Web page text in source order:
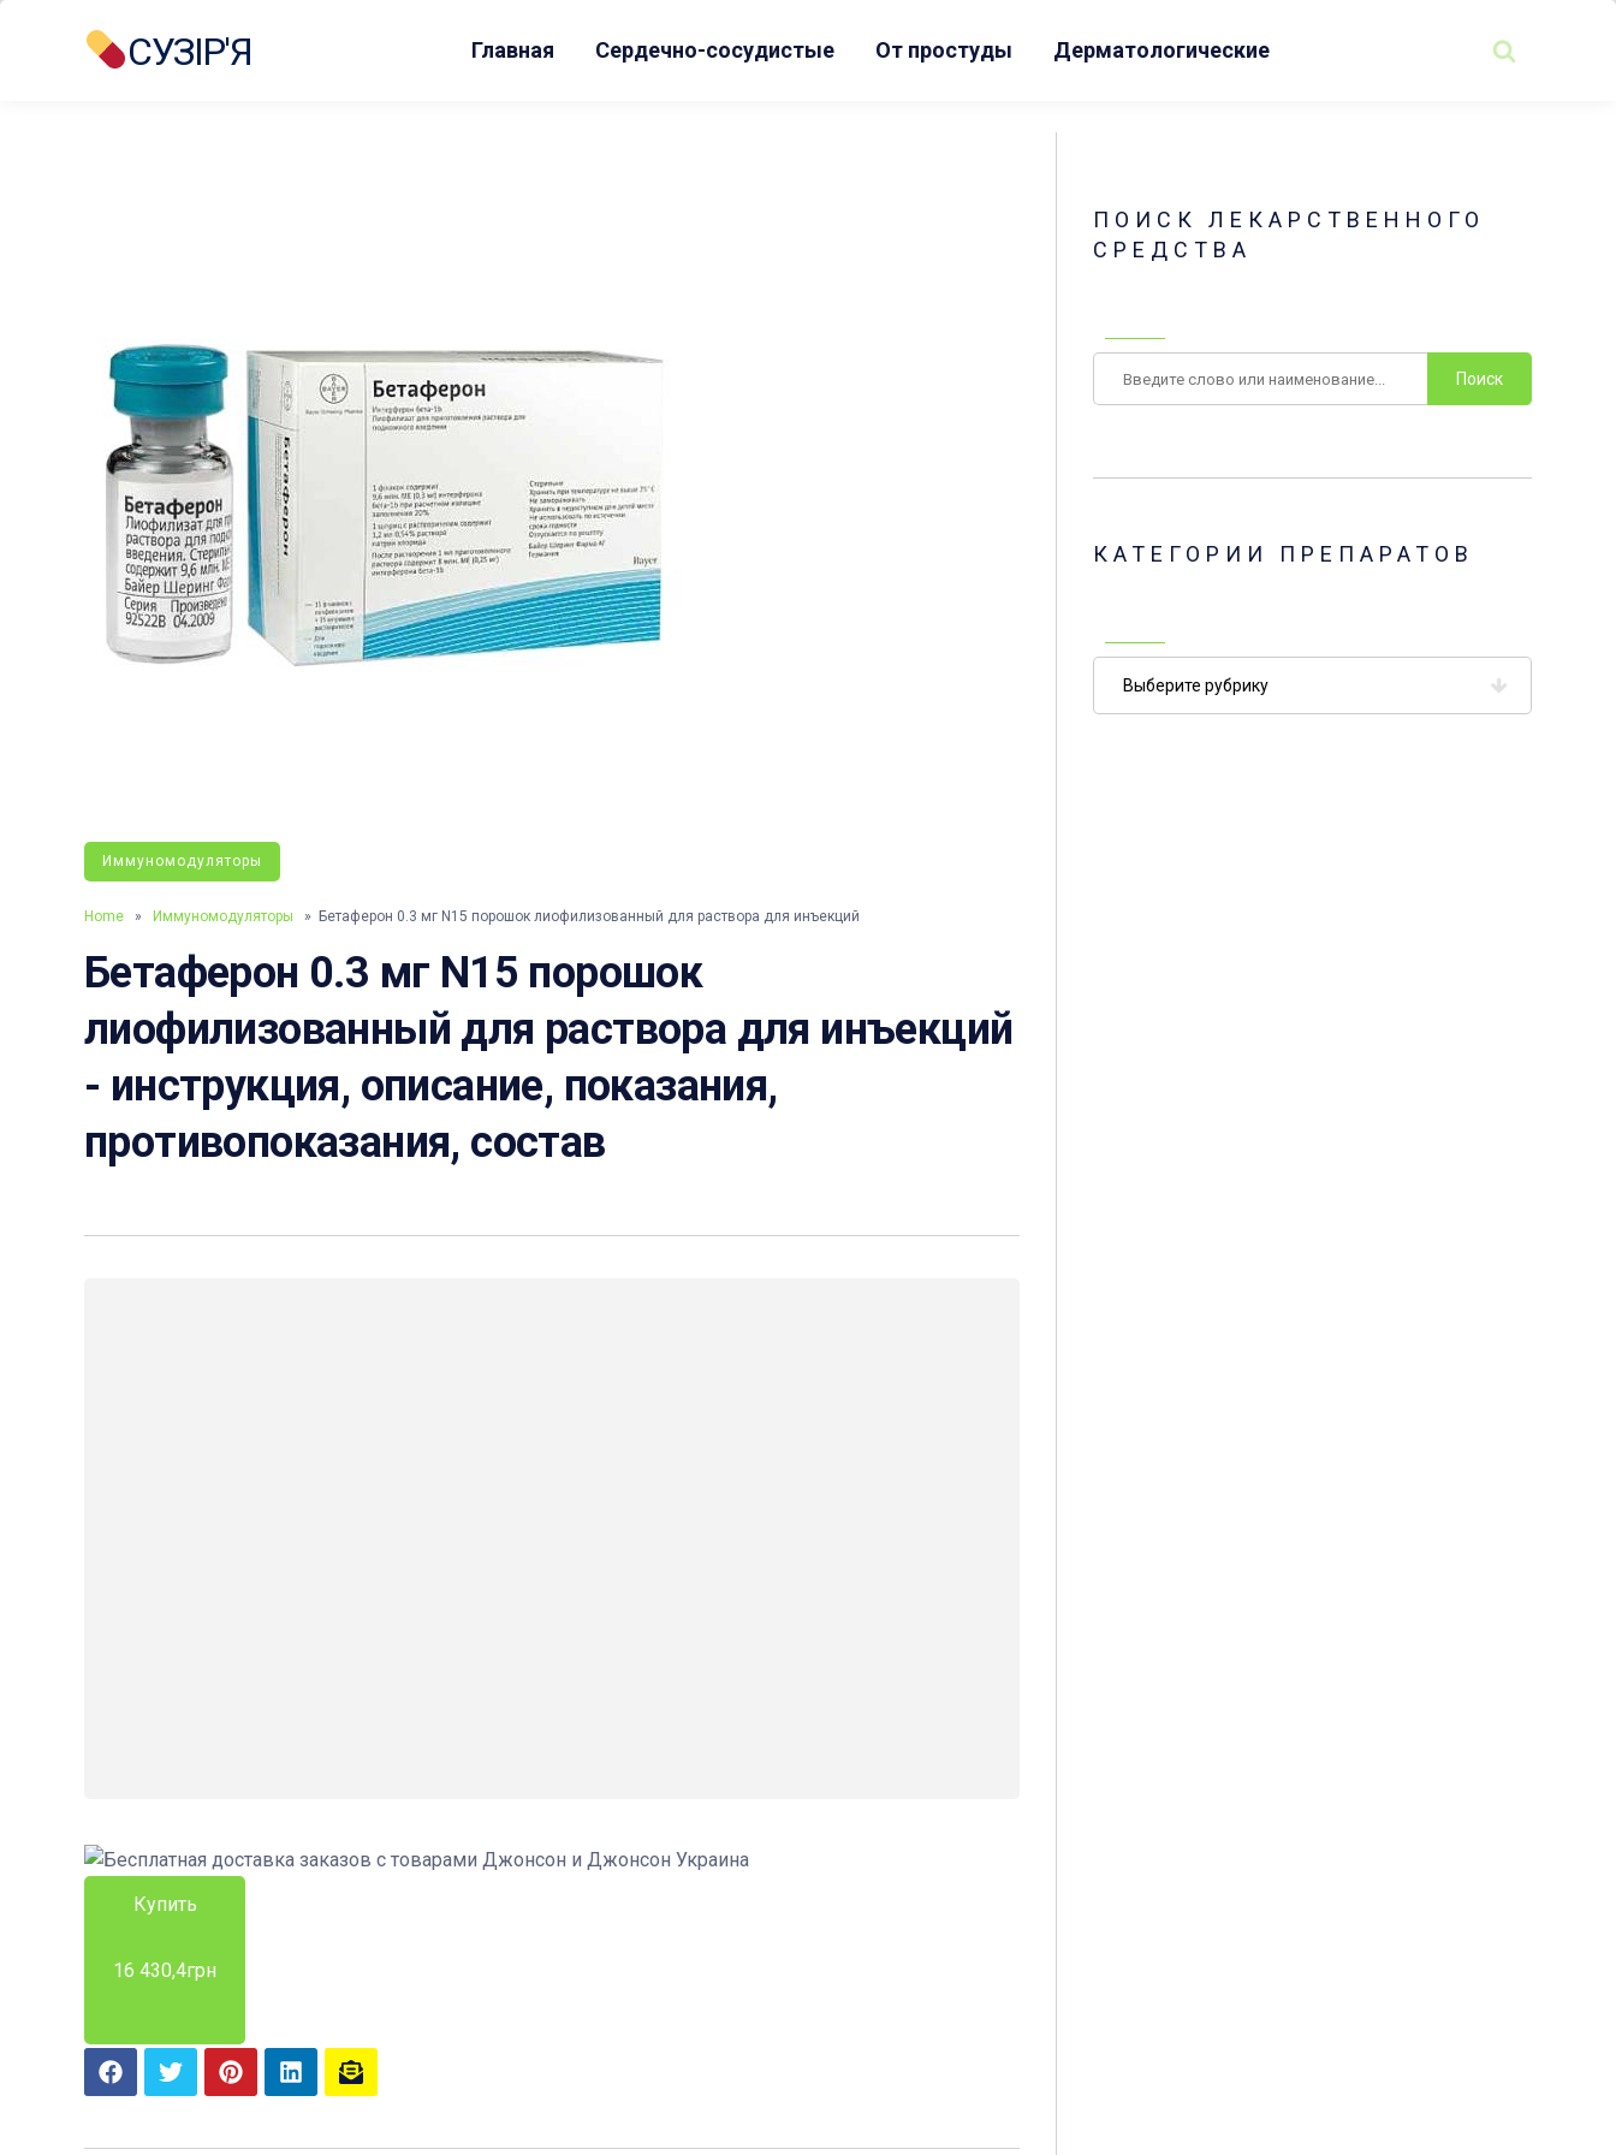
СУЗІР'Я Главная Сердечно-сосудистые От простуды Дерматологические
Иммуномодуляторы
Home » Иммуномодуляторы » Бетаферон 0.3 мг N15 порошок лиофилизованный для раствора для инъекций
Бетаферон 0.3 мг N15 порошок
лиофилизованный для раствора для инъекций
- инструкция, описание, показания,
противопоказания, состав
Купить
16 430,4грн
ПОИСК ЛЕКАРСТВЕННОГО
СРЕДСТВА
КАТЕГОРИИ ПРЕПАРАТОВ
препаратов